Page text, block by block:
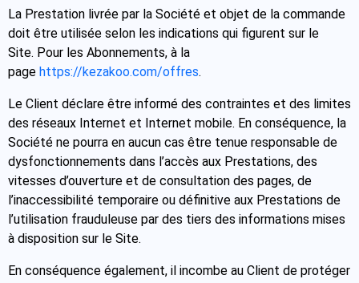
La Prestation livrée par la Société et objet de la commande
doit être utilisée selon les indications qui figurent sur le
Site. Pour les Abonnements, à la
page https://kezakoo.com/offres.
Le Client déclare être informé des contraintes et des limites
des réseaux Internet et Internet mobile. En conséquence, la
Société ne pourra en aucun cas être tenue responsable de
dysfonctionnements dans l’accès aux Prestations, des
vitesses d’ouverture et de consultation des pages, de
l’inaccessibilité temporaire ou définitive aux Prestations de
l’utilisation frauduleuse par des tiers des informations mises
à disposition sur le Site.
En conséquence également, il incombe au Client de protéger